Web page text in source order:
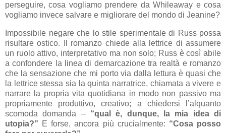
perseguire, cosa vogliamo prendere da Whileaway e cosa
vogliamo invece salvare e migliorare del mondo di Jeanine?
Impossibile negare che lo stile sperimentale di Russ possa
risultare ostico. Il romanzo chiede alla lettrice di assumere
un ruolo attivo, interpretativo ma non solo; Russ è così abile
a confondere la linea di demarcazione tra realtà e romanzo
che la sensazione che mi porto via dalla lettura è quasi che
la lettrice stessa sia la quinta narratrice, chiamata a vivere e
narrare la propria vita quotidiana in modo non passivo ma
propriamente produttivo, creativo; a chiedersi l’alquanto
scomoda domanda – “qual è, dunque, la mia idea di
utopia?” E forse, ancora più crucialmente: “Cosa posso